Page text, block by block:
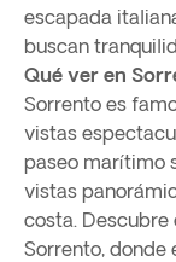
escapada
buscan
Qué ver en
Sorrento es
vistas
paseo marítimo
vistas
costa.
Sorrento, donde